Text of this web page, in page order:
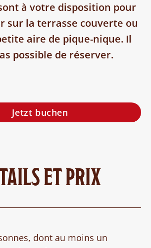
à votre disposition pour
sur la terrasse couverte ou
aire de pique-nique. Il
possible de réserver.
Jetzt buchen
ET PRIX
dont au moins un